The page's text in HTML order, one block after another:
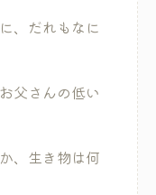
、だれもなに
父さんの低い
、生き物は何